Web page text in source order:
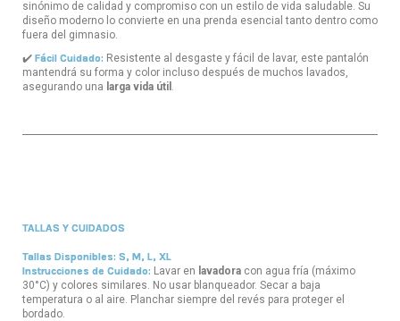
sinónimo de calidad y compromiso con un estilo de vida saludable. Su
diseño moderno lo convierte en una prenda esencial tanto dentro como
fuera del gimnasio.
✔️ Fácil Cuidado: Resistente al desgaste y fácil de lavar, este pantalón
mantendrá su forma y color incluso después de muchos lavados,
asegurando una larga vida útil
TALLAS Y CUIDADOS
Tallas Disponibles: S, M, L, XL
Instrucciones de Cuidado: Lavar en lavadora con agua fría (máximo
30°C) y colores similares. No usar blanqueador. Secar a baja
temperatura o al aire. Planchar siempre del revés para proteger el
bordado.